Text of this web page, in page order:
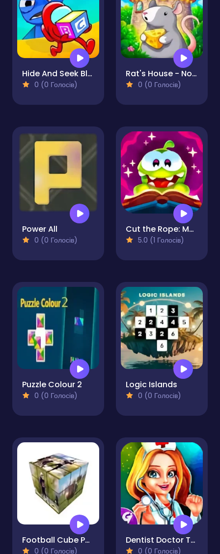
Hide And Seek Blue Monster
0 (0 Голосів)
Rat's House - Nonogram
0 (0 Голосів)
Power All
0 (0 Голосів)
Cut the Rope: Magic
5.0 (1 Голосів)
Puzzle Colour 2
0 (0 Голосів)
Logic Islands
0 (0 Голосів)
Football Cube Puzzle
0 (0 Голосів)
Dentist Doctor Teeth Surgery Hospital
0 (0 Голосів)